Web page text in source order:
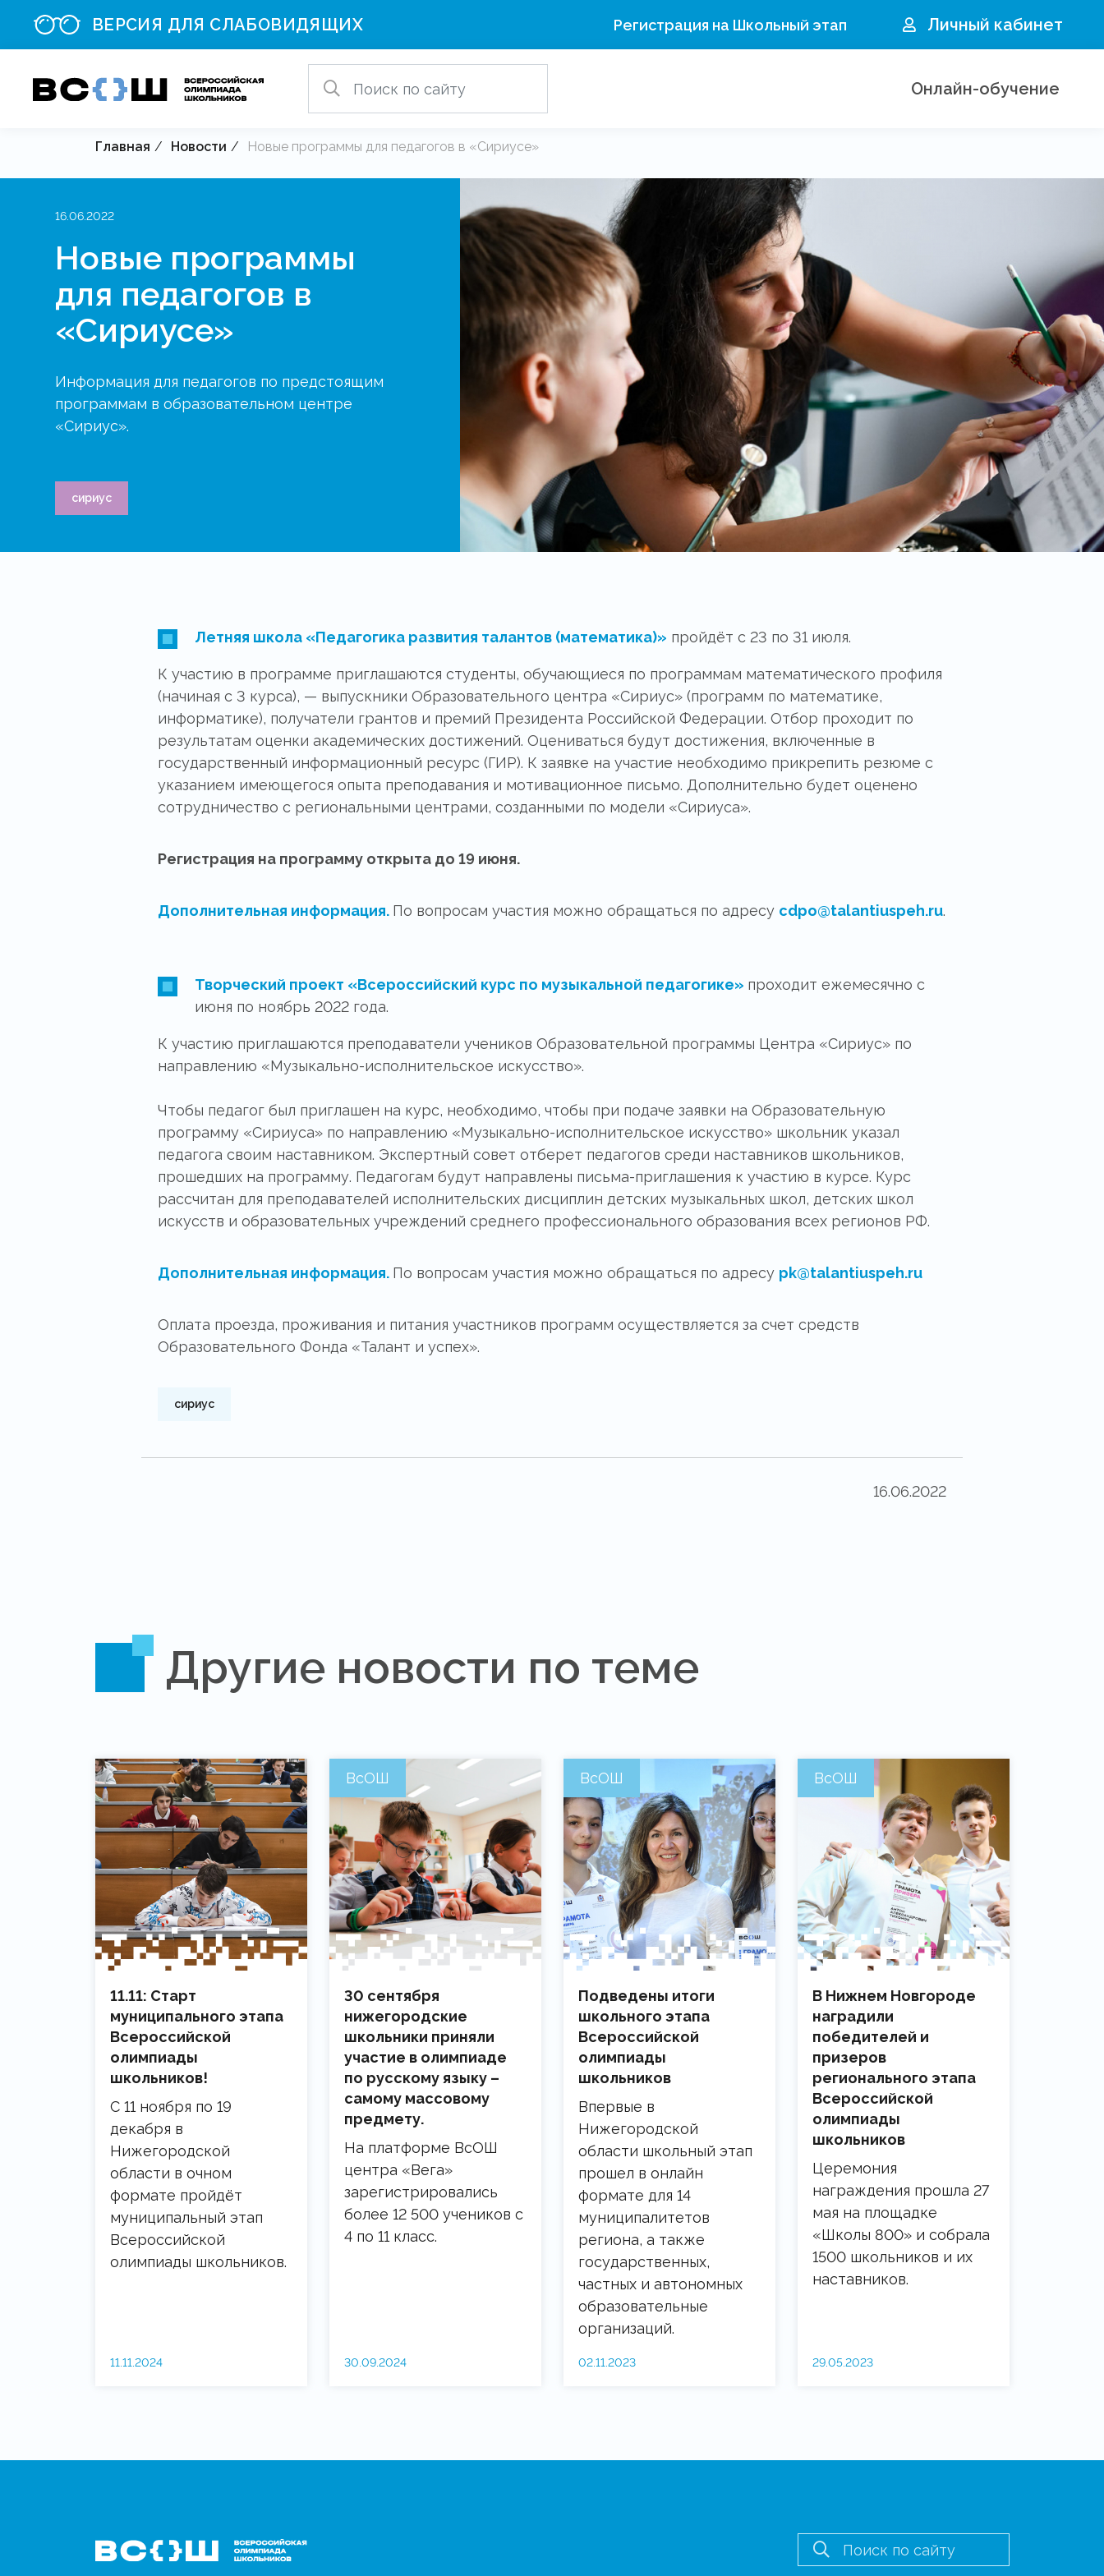
ВЕРСИЯ ДЛЯ СЛАБОВИДЯЩИХ Регистрация на Школьный этап Личный кабинет
Онлайн-обучение
Главная Новости Новые программы для педагогов в «Сириусе»
16.06.2022
Новые программы
для педагогов в
«Сириусе»
Информация для педагогов по предстоящим
программам в образовательном центре
«Сириус».
сириус
Летняя школа «Педагогика развития талантов (математика)» пройдёт с 23 по 31 июля.
К участию в программе приглашаются студенты, обучающиеся по программам математического профиля
(начиная с 3 курса), — выпускники Образовательного центра «Сириус» (программ по математике,
информатике), получатели грантов и премий Президента Российской Федерации. Отбор проходит по
результатам оценки академических достижений. Оцениваться будут достижения, включенные в
государственный информационный ресурс (ГИР). К заявке на участие необходимо прикрепить резюме с
указанием имеющегося опыта преподавания и мотивационное письмо. Дополнительно будет оценено
сотрудничество с региональными центрами, созданными по модели «Сириуса».
Регистрация на программу открыта до 19 июня.
Дополнительная информация. По вопросам участия можно обращаться по адресу cdpo@talantiuspeh.ru.
Творческий проект «Всероссийский курс по музыкальной педагогике» проходит ежемесячно с
июня по ноябрь 2022 года.
К участию приглашаются преподаватели учеников Образовательной программы Центра «Сириус» по
направлению «Музыкально-исполнительское искусство».
Чтобы педагог был приглашен на курс, необходимо, чтобы при подаче заявки на Образовательную
программу «Сириуса» по направлению «Музыкально-исполнительское искусство» школьник указал
педагога своим наставником. Экспертный совет отберет педагогов среди наставников школьников,
прошедших на программу. Педагогам будут направлены письма-приглашения к участию в курсе. Курс
рассчитан для преподавателей исполнительских дисциплин детских музыкальных школ, детских школ
искусств и образовательных учреждений среднего профессионального образования всех регионов РФ.
Дополнительная информация. По вопросам участия можно обращаться по адресу pk@talantiuspeh.ru
Оплата проезда, проживания и питания участников программ осуществляется за счет средств
Образовательного Фонда «Талант и успех».
сириус
16.06.2022
Другие новости по теме
11.11: Старт
муниципального этапа
Всероссийской
олимпиады
школьников!
С 11 ноября по 19
декабря в
Нижегородской
области в очном
формате пройдёт
муниципальный этап
Всероссийской
олимпиады школьников.
11.11.2024
ВсОШ
30 сентября
нижегородские
школьники приняли
участие в олимпиаде
по русскому языку –
самому массовому
предмету.
На платформе ВсОШ
центра «Вега»
зарегистрировались
более 12 500 учеников с
4 по 11 класс.
30.09.2024
ВсОШ
Подведены итоги
школьного этапа
Всероссийской
олимпиады
школьников
Впервые в
Нижегородской
области школьный этап
прошел в онлайн
формате для 14
муниципалитетов
региона, а также
государственных,
частных и автономных
образовательные
организаций.
02.11.2023
ВсОШ
В Нижнем Новгороде
наградили
победителей и
призеров
регионального этапа
Всероссийской
олимпиады
школьников
Церемония
награждения прошла 27
мая на площадке
«Школы 800» и собрала
1500 школьников и их
наставников.
29.05.2023